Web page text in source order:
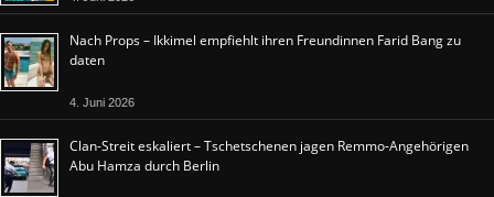
Nach Props – Ikkimel empfiehlt ihren Freundinnen Farid Bang zu
daten
4. Juni 2026
Clan-Streit eskaliert – Tschetschenen jagen Remmo-Angehörigen
Abu Hamza durch Berlin